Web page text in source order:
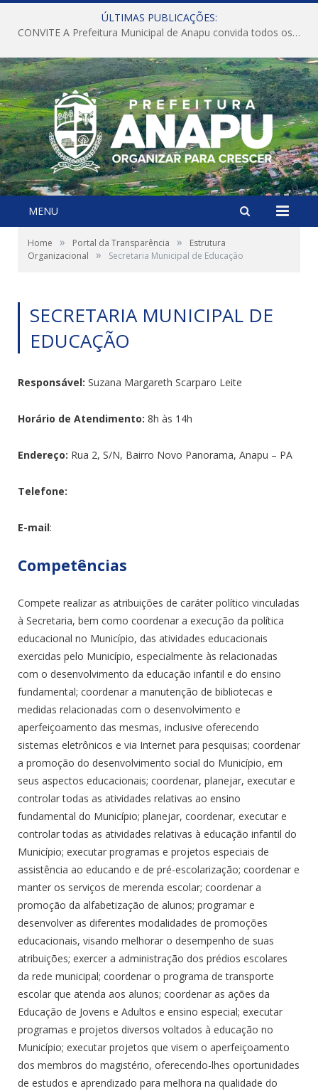
ÚLTIMAS PUBLICAÇÕES:
CONVITE A Prefeitura Municipal de Anapu convida todos os servidores públicos municipais para participarem da Audiência Pública de discussão da Lei de Diretrizes Orçamentárias (LDO), importante instrumento de planejamento das ações e investimentos da Administração Pública para o próximo exercício financeiro.
MENU
Home » Portal da Transparência »
Estrutura
Organizacional
» Secretaria Municipal de Educação
SECRETARIA MUNICIPAL DE
EDUCAÇÃO
Responsável: Suzana Margareth Scarparo Leite
Horário de Atendimento: 8h às 14h
Endereço: Rua 2, S/N, Bairro Novo Panorama, Anapu – PA
Telefone:
E-mail:
Competências
Compete realizar as atribuições de caráter político vinculadas
à Secretaria, bem como coordenar a execução da política
educacional no Município, das atividades educacionais
exercidas pelo Município, especialmente às relacionadas
com o desenvolvimento da educação infantil e do ensino
fundamental; coordenar a manutenção de bibliotecas e
medidas relacionadas com o desenvolvimento e
aperfeiçoamento das mesmas, inclusive oferecendo
sistemas eletrônicos e via Internet para pesquisas; coordenar
a promoção do desenvolvimento social do Município, em
seus aspectos educacionais; coordenar, planejar, executar e
controlar todas as atividades relativas ao ensino
fundamental do Município; planejar, coordenar, executar e
controlar todas as atividades relativas à educação infantil do
Município; executar programas e projetos especiais de
assistência ao educando e de pré-escolarização; coordenar e
manter os serviços de merenda escolar; coordenar a
promoção da alfabetização de alunos; programar e
desenvolver as diferentes modalidades de promoções
educacionais, visando melhorar o desempenho de suas
atribuições; exercer a administração dos prédios escolares
da rede municipal; coordenar o programa de transporte
escolar que atenda aos alunos; coordenar as ações da
Educação de Jovens e Adultos e ensino especial; executar
programas e projetos diversos voltados à educação no
Município; executar projetos que visem o aperfeiçoamento
dos membros do magistério, oferecendo-lhes oportunidades
de estudos e aprendizado para melhora na qualidade do